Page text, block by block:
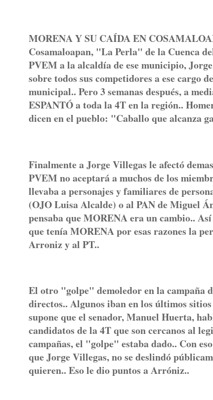
MORENA Y SU CAÍDA EN
Cosamaloapan, "La Perla" de la Cuenca
PVEM a la alcaldía de ese municipio,
sobre todos sus competidores a ese cargo
municipal.. Pero 3 semanas después, a
ESPANTÓ a toda la 4T en la región..
dicen en el pueblo: "Caballo que alcanza
Finalmente a Jorge Villegas le afectó
PVEM no aceptará a muchos de los
llevaba a personajes y familiares de
(OJO Luisa Alcalde) o al PAN de Miguel
pensaba que MORENA era un cambio..
que tenía MORENA por esas razones la
Arroniz y al PT..
El otro "golpe" demoledor en la campaña
directos.. Algunos iban en los últimos
supone que el senador, Manuel Huerta,
candidatos de la 4T que son cercanos al
campañas, el "golpe" estaba dado.. Con
que Jorge Villegas, no se deslindó
quieren.. Eso le dio puntos a Arróniz..